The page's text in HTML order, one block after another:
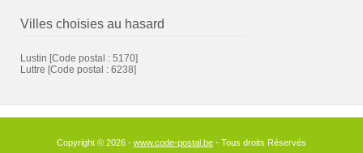
Villes choisies au hasard
Lustin [Code postal : 5170]
Luttre [Code postal : 6238]
Copyright © 2026 - www.code-postal.be - Tous droits Réservés